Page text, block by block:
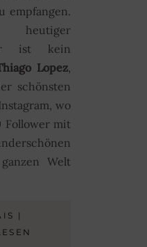
empfangen.
ist kein
Lopez
schönsten
wo
Follower mit
Welt
|